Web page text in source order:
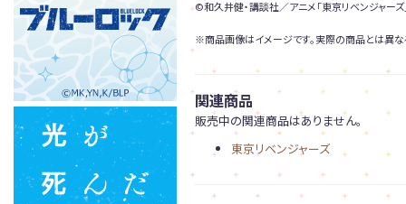
©和久井健・講談社／アニメ「東京リベンジャー
※商品画像はイメージです。実際の商品とは異な
関連商品
販売中の関連商品はありません。
東京リベンジャーズ